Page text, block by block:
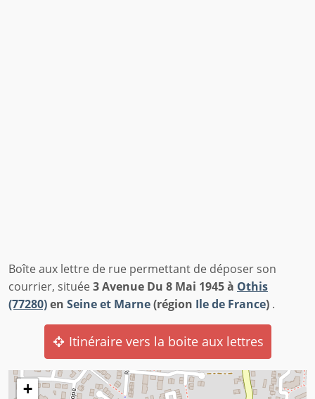
Boîte aux lettre de rue permettant de déposer son
courrier, située3 Avenue Du 8 Mai 1945 à Othis
(77280)en Seine et Marne(région Ile de France) .
Itinéraire vers la boite aux lettres
+